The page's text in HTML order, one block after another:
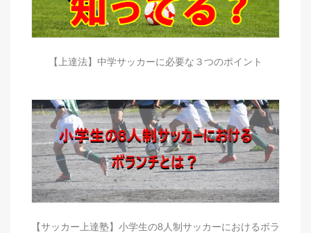
【上達法】中学サッカーに必要な３つのポイント
【サッカー上達塾】小学生の8人制サッカーにおけるボラ